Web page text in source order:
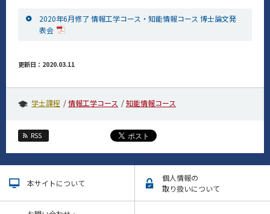
2020年6月修了 情報工学コース・知能情報コース 博士論文発
表会
更新日：2020.03.11
学士課程 情報工学コース 知能情報コース
RSS
本サイトについて
個人情報の
取り扱いについて
今後の課程別イベント
サイト構成
学内向け情報